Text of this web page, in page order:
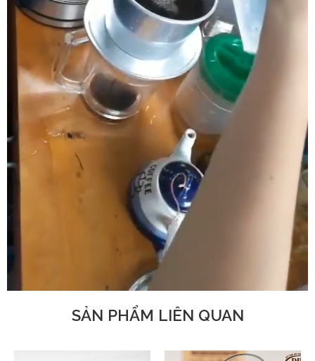
SẢN PHẨM LIÊN QUAN